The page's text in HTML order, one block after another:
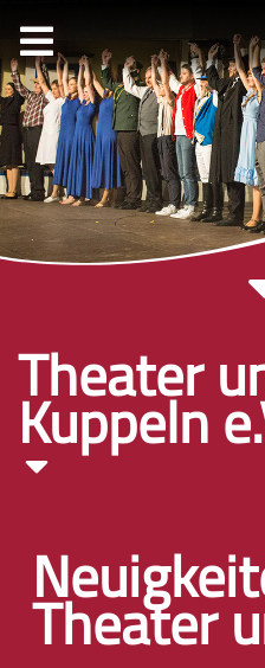
Theater
Kuppeln
Theater